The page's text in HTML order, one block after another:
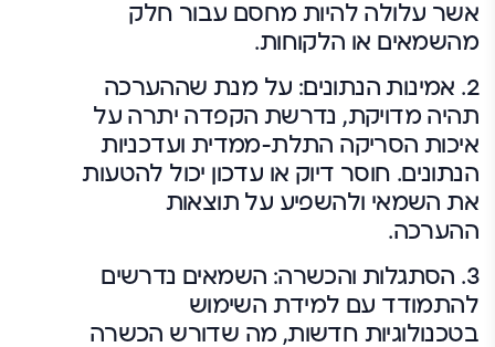
אשר עלולה להיות מחסם עבור חלק
מהשמאים או הלקוחות.
2. אמינות הנתונים: על מנת שההערכה
תהיה מדויקת, נדרשת הקפדה יתרה על
איכות הסריקה התלת-ממדית ועדכניות
הנתונים. חוסר דיוק או עדכון יכול להטעות
את השמאי ולהשפיע על תוצאות
ההערכה.
3. הסתגלות והכשרה: השמאים נדרשים
להתמודד עם למידת השימוש
בטכנולוגיות חדשות, מה שדורש הכשרה